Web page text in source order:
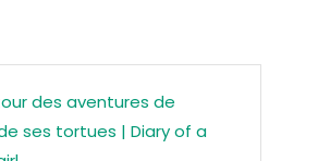
des aventures de
ses tortues | Diary of a